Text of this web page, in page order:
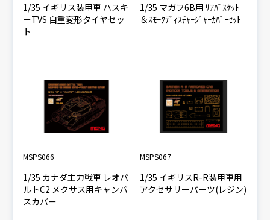
1/35 イギリス装甲車 ハスキ
ーTVS 自重変形タイヤセッ
ト
1/35 マガフ6B用 ﾘｱﾊﾞｽｹｯﾄ
＆ｽﾓｰｸﾃﾞｨｽﾁｬｰｼﾞｬｰｶﾊﾞｰｾｯﾄ
MSPS066
1/35 カナダ主力戦車 レオパ
ルトC2 メクサス用キャンバ
スカバー
MSPS067
1/35 イギリスR-R装甲車用
アクセサリーパーツ(レジン)